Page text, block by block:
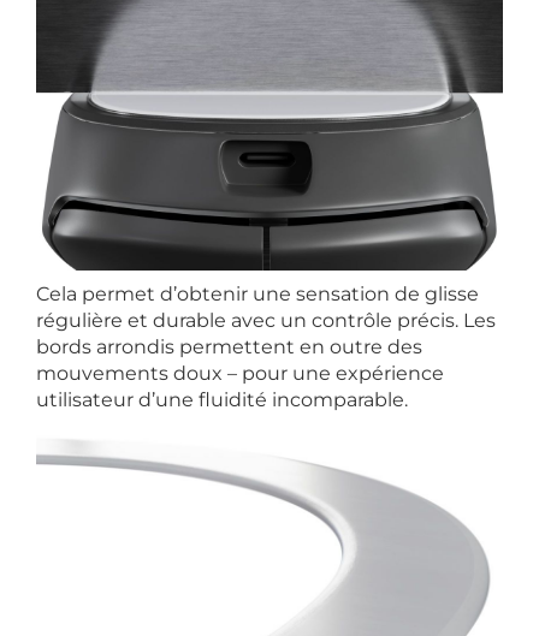
Cela permet d’obtenir une sensation de glisse
régulière et durable avec un contrôle précis. Les
bords arrondis permettent en outre des
mouvements doux – pour une expérience
utilisateur d’une fluidité incomparable.